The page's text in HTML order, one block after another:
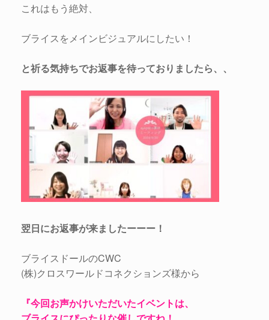
これはもう絶対、
ブライスをメインビジュアルにしたい！
と祈る気持ちでお返事を待っておりましたら、、
翌日にお返事が来ましたーーー！
ブライスドールのCWC
(株)クロスワールドコネクションズ様から
『今回お声かけいただいたイベントは、